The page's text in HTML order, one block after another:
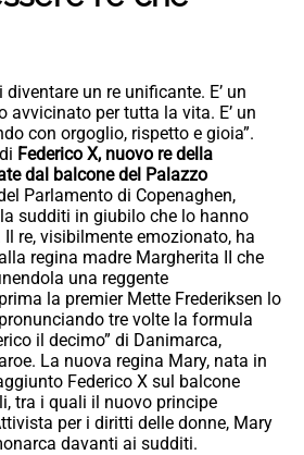
un re unificante. E’ un
avvicinato per tutta la vita. E’ un
con orgoglio, rispetto e gioia”.
Federico X, nuovo re della
dal balcone del Palazzo
Parlamento di Copenaghen,
sudditi in giubilo che lo hanno
re, visibilmente emozionato, ha
regina madre Margherita II che
una reggente
la premier Mette Frederiksen lo
tre volte la formula
il decimo” di Danimarca,
La nuova regina Mary, nata in
Federico X sul balcone
tra i quali il nuovo principe
per i diritti delle donne, Mary
davanti ai sudditi.